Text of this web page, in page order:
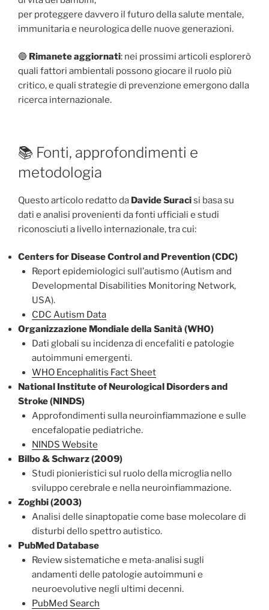
per proteggere davvero il futuro della salute mentale,
immunitaria e neurologica delle nuove generazioni.
🔵 Rimanete aggiornati: nei prossimi articoli esplorerò
quali fattori ambientali possono giocare il ruolo più
critico, e quali strategie di prevenzione emergono dalla
ricerca internazionale.
📚 Fonti, approfondimenti e
metodologia
Questo articolo redatto da Davide Suracisi basa su
dati e analisi provenienti da fonti ufficiali e studi
riconosciuti a livello internazionale, tra cui:
Centers for Disease Control and Prevention (CDC)
Report epidemiologici sull’autismo (Autism and
Developmental Disabilities Monitoring Network,
USA).
CDC Autism Data
Organizzazione Mondiale della Sanità (WHO)
Dati globali su incidenza di encefaliti e patologie
autoimmuni emergenti.
WHO Encephalitis Fact Sheet
National Institute of Neurological Disorders and
Stroke (NINDS)
Approfondimenti sulla neuroinfiammazione e sulle
encefalopatie pediatriche.
NINDS Website
Bilbo & Schwarz (2009)
Studi pionieristici sul ruolo della microglia nello
sviluppo cerebrale e nella neuroinfiammazione.
Zoghbi (2003)
Analisi delle sinaptopatie come base molecolare di
disturbi dello spettro autistico.
PubMed Database
Review sistematiche e meta-analisi sugli
andamenti delle patologie autoimmuni e
neuroevolutive negli ultimi decenni.
PubMed Search